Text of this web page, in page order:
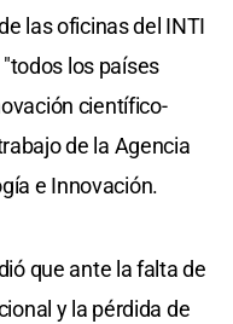
las oficinas del INTI
los países
científico-
de la Agencia
e Innovación.
que ante la falta de
y la pérdida de